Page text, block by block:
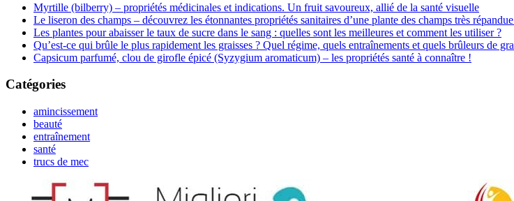
Myrtille (bilberry) – propriétés médicinales et indications. Un fruit savoureux, allié de la santé visuelle
Le liseron des champs – découvrez les étonnantes propriétés sanitaires d’une plante des champs très
Les plantes pour abaisser le taux de sucre dans le sang : quelles sont les meilleures et comment les utiliser ?
Qu’est-ce qui brûle le plus rapidement les graisses ? Quel régime, quels entraînements et quels brûleurs de
Capsicum parfumé, clou de girofle épicé (Syzygium aromaticum) – les propriétés santé à connaître !
Catégories
amincissement
beauté
entraînement
santé
trucs de mec